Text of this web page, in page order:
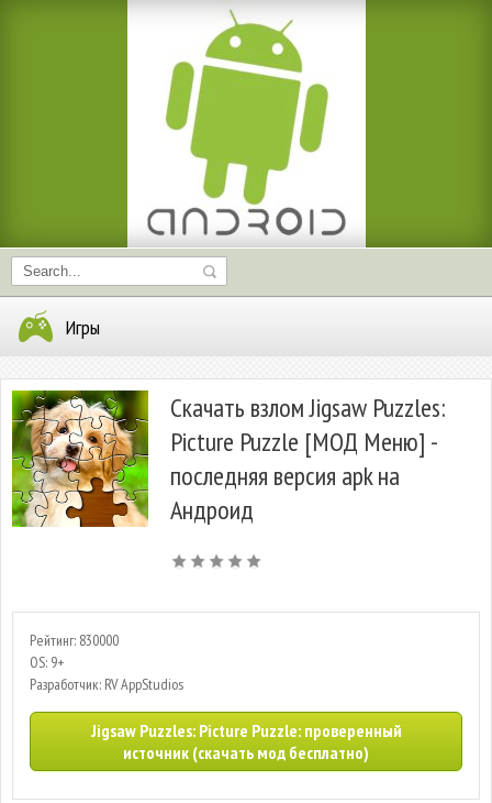
Игры
Скачать взлом Jigsaw Puzzles:
Picture Puzzle [МОД Меню] -
последняя версия apk на
Андроид
Рейтинг: 830000
OS: 9+
Разработчик: RV AppStudios
Jigsaw Puzzles: Picture Puzzle: проверенный
источник (скачать мод бесплатно)